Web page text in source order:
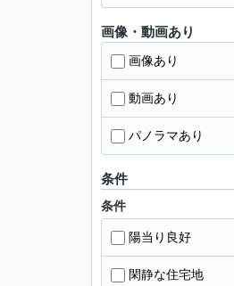
画像・動画あり
画像あり
動画あり
パノラマあり
条件
条件
陽当り良好
閑静な住宅地